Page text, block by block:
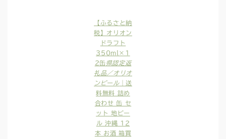
【ふるさと納
税】オリオン
ドラフト
350ml×1
2缶県認定返
礼品／オリオ
ンビール｜送
料無料 詰め
合わせ 缶 セ
ット 地ビー
ル 沖縄 12
本 お酒 箱買